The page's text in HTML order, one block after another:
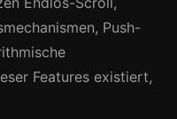
Push-
Features existiert,